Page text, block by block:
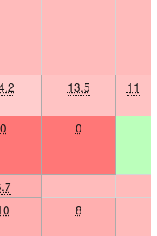
13.5 11
0 0
8